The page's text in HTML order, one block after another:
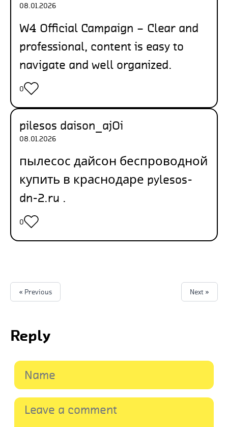
08.01.2026
W4 Official Campaign – Clear and
professional, content is easy to
navigate and well organized.
0
pilesos daison_ajOi
08.01.2026
пылесос дайсон беспроводной
купить в краснодаре pylesos-
dn-2.ru .
0
« Previous Next »
Reply